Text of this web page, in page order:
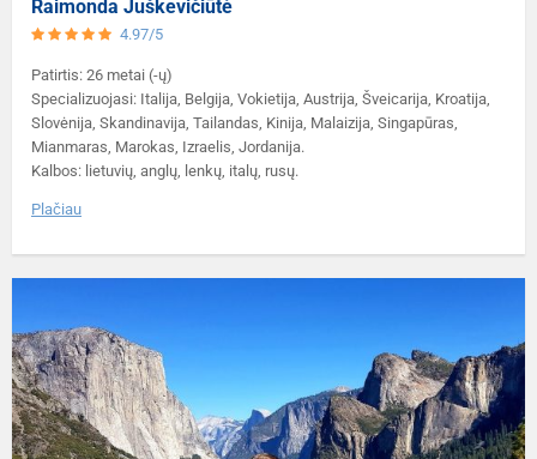
Raimonda Juškevičiūtė
4.97/5
Patirtis: 26 metai (-ų)
Specializuojasi: Italija, Belgija, Vokietija, Austrija, Šveicarija, Kroatija,
Slovėnija, Skandinavija, Tailandas, Kinija, Malaizija, Singapūras,
Mianmaras, Marokas, Izraelis, Jordanija.
Kalbos: lietuvių, anglų, lenkų, italų, rusų.
Plačiau